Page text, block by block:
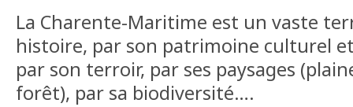
La Charente-Maritime est un vaste
histoire, par son patrimoine culturel
par son terroir, par ses paysages
forêt), par sa biodiversité….